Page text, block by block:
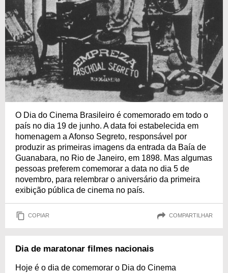
O Dia do Cinema Brasileiro é comemorado em todo o
país no dia 19 de junho. A data foi estabelecida em
homenagem a Afonso Segreto, responsável por
produzir as primeiras imagens da entrada da Baía de
Guanabara, no Rio de Janeiro, em 1898. Mas algumas
pessoas preferem comemorar a data no dia 5 de
novembro, para relembrar o aniversário da primeira
exibição pública de cinema no país.
COPIAR COMPARTILHAR
Dia de maratonar filmes nacionais
Hoje é o dia de comemorar o Dia do Cinema